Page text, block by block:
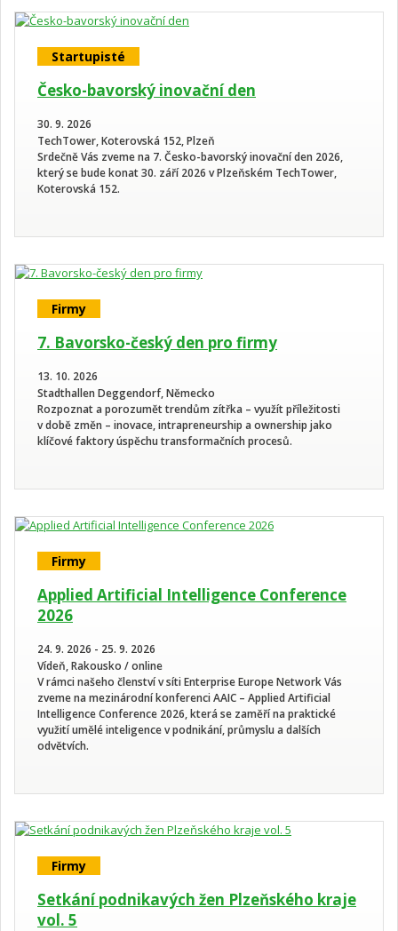
Startupisté
Česko-bavorský inovační den
30. 9. 2026
TechTower, Koterovská 152, Plzeň
Srdečně Vás zveme na 7. Česko-bavorský inovační den 2026,
který se bude konat 30. září 2026 v Plzeňském TechTower,
Koterovská 152.
Firmy
7. Bavorsko-český den pro firmy
13. 10. 2026
Stadthallen Deggendorf, Německo
Rozpoznat a porozumět trendům zítřka – využít příležitosti
v době změn – inovace, intrapreneurship a ownership jako
klíčové faktory úspěchu transformačních procesů.
Firmy
Applied Artificial Intelligence Conference
2026
24. 9. 2026 - 25. 9. 2026
Vídeň, Rakousko / online
V rámci našeho členství v síti Enterprise Europe Network Vás
zveme na mezinárodní konferenci AAIC – Applied Artificial
Intelligence Conference 2026, která se zaměří na praktické
využití umělé inteligence v podnikání, průmyslu a dalších
odvětvích.
Firmy
Setkání podnikavých žen Plzeňského kraje
vol. 5